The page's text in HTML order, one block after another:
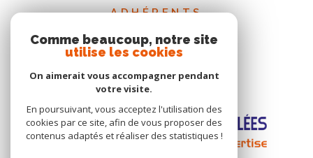
ADHÉRENTS
Comme beaucoup, notre site
utilise les cookies
On aimerait vous accompagner pendant
votre visite.
En poursuivant, vous acceptez l'utilisation des
cookies par ce site, afin de vous proposer des
contenus adaptés et réaliser des statistiques !